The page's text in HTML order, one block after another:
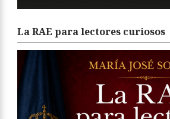
La RAE para lectores curiosos